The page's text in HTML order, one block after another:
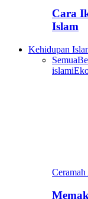
Cara
Islam
Kehidupan
Semua
islami
Ceramah